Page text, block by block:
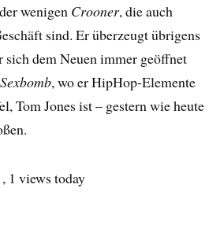
wenigen Crooner, die auch
sind. Er überzeugt übrigens
sich dem Neuen immer geöffnet
Sexbomb, wo er HipHop-Elemente
Tom Jones ist – gestern wie heute
, 1 views today